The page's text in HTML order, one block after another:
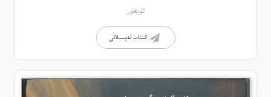
ئۇيغۇر
كىتاب تەپسىلاتى